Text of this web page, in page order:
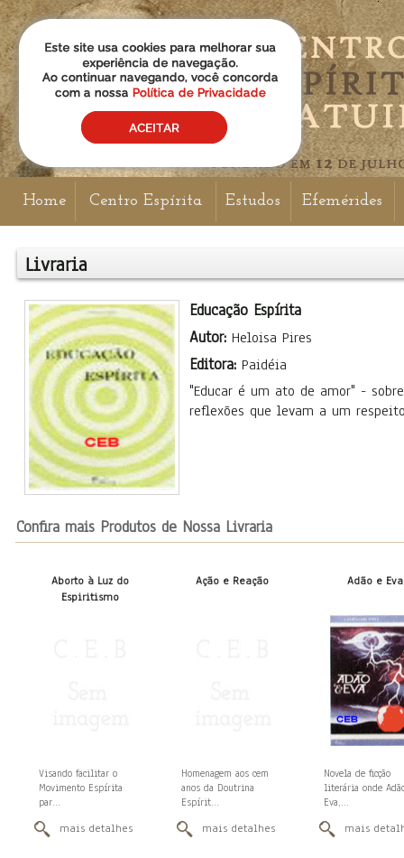
Home Centro Espírita Estudos Efemérides
Livraria
Educação Espírita
Autor: Heloisa Pires
Editora: Paidéia
"Educar é um ato de amor" -
reflexões que levam a um
Confira mais Produtos de Nossa Livraria
Aborto à Luz do
Espiritismo
Visando facilitar o
Movimento Espírita
par...
mais detalhes
Ação e Reação
Homenagem aos cem
anos da Doutrina
Espírit...
mais detalhes
Adão e Eva
Novela de ficção
literária onde
Eva,...
mais